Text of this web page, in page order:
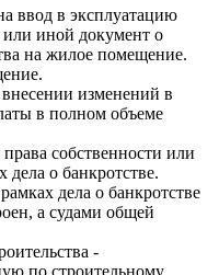
ввод в эксплуатацию
или иной документ о
на жилое помещение.
изменений в
в полном объеме
собственности или
о банкротстве.
дела о банкротстве
а судами общей
-
по строительному